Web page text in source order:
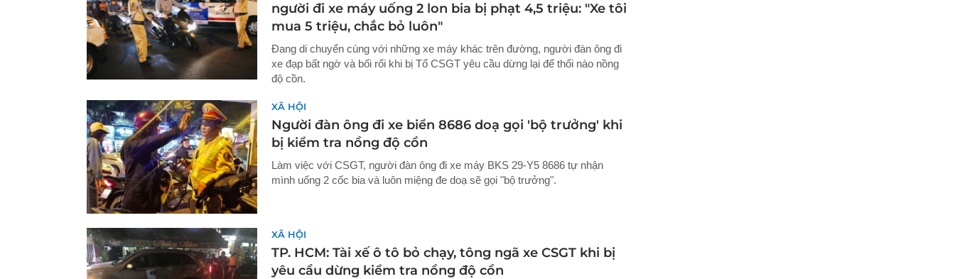
người đi xe máy uống 2 lon bia bị phạt 4,5 triệu: "Xe tôi
mua 5 triệu, chắc bỏ luôn"
Đang di chuyển cùng với những xe máy khác trên đường, người đàn ông đi
xe đạp bất ngờ và bối rối khi bị Tổ CSGT yêu cầu dừng lại để thổi nào nồng
độ cồn.
XÃ HỘI
Người đàn ông đi xe biển 8686 doạ gọi 'bộ trưởng' khi
bị kiểm tra nồng độ cồn
Làm việc với CSGT, người đàn ông đi xe máy BKS 29-Y5 8686 tự nhận
mình uống 2 cốc bia và luôn miệng đe doạ sẽ gọi "bộ trưởng".
XÃ HỘI
TP. HCM: Tài xế ô tô bỏ chạy, tông ngã xe CSGT khi bị
yêu cầu dừng kiểm tra nồng độ cồn